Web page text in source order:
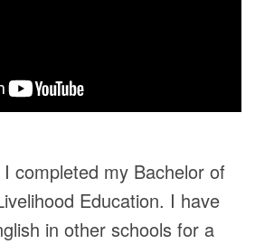
completed my Bachelor of
Education. I have
in other schools for a